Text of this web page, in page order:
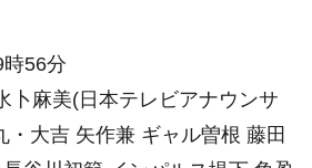
56分
卜麻美(日本テレビアナウンサ
・大吉 矢作兼 ギャル曽根 藤田